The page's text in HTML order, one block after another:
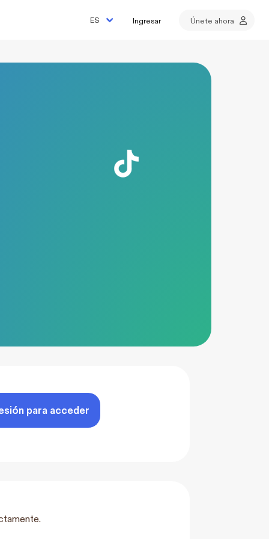
Ingresar Únete ahora
para acceder